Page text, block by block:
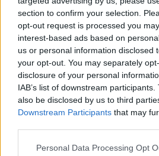
section to confirm your selection.
opt-out request is processed you
interest-based ads based on
us or personal information disclosed
your opt-out. You may separately
disclosure of your personal
IAB’s list of downstream
also be disclosed by us to third
Downstream Participants that may
Personal Data Processing Opt